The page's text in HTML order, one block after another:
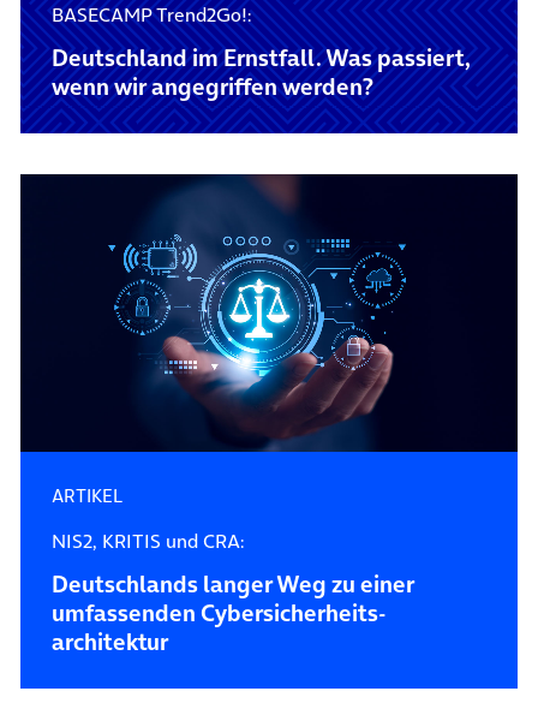
BASECAMP Trend2Go!:
Deutschland im Ernstfall. Was passiert,
wenn wir angegriffen werden?
ARTIKEL
NIS2, KRITIS und CRA:
Deutschlands langer Weg zu einer
umfassenden Cybersicherheits­
architektur